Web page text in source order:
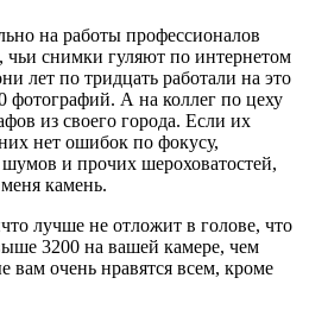
на работы профессионалов
чьи снимки гуляют по интернетом
лет по тридцать работали на это
фотографий. А на коллег по цеху
из своего города. Если их
нет ошибок по фокусу,
шумов и прочих шероховатостей,
камень.
лучше не отложит в голове, что
3200 на вашей камере, чем
вам очень нравятся всем, кроме